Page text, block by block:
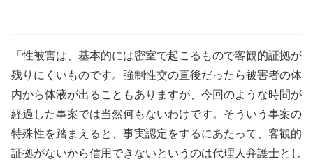
「性被害は、基本的には密室で起こるもので客観的証拠が
残りにくいものです。強制性交の直後だったら被害者の体
内から体液が出ることもありますが、今回のような時間が
経過した事案では当然何もないわけです。そういう事案の
特殊性を踏まえると、事実認定をするにあたって、客観的
証拠がないから信用できないというのは代理人弁護士とし